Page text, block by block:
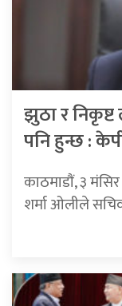
झुठा र
पनि हुन्छ :
काठमाडाैं, ३
शर्मा ओलीले